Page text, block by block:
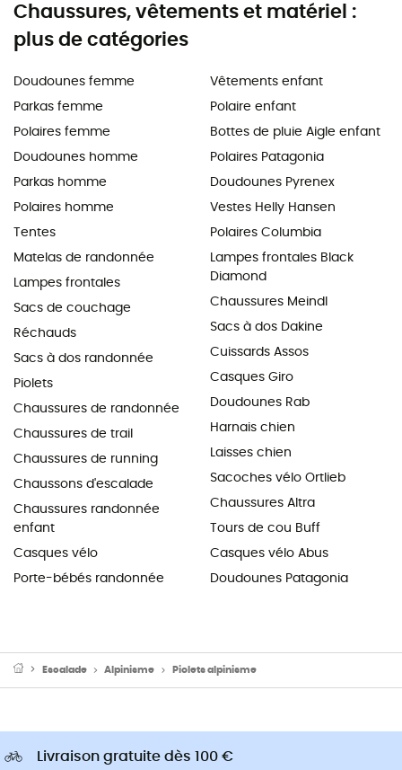
Chaussures, vêtements et matériel :
plus de catégories
Doudounes femme
Parkas femme
Polaires femme
Doudounes homme
Parkas homme
Polaires homme
Tentes
Matelas de randonnée
Lampes frontales
Sacs de couchage
Réchauds
Sacs à dos randonnée
Piolets
Chaussures de randonnée
Chaussures de trail
Chaussures de running
Chaussons d'escalade
Chaussures randonnée
enfant
Casques vélo
Porte-bébés randonnée
Vêtements enfant
Polaire enfant
Bottes de pluie Aigle enfant
Polaires Patagonia
Doudounes Pyrenex
Vestes Helly Hansen
Polaires Columbia
Lampes frontales Black
Diamond
Chaussures Meindl
Sacs à dos Dakine
Cuissards Assos
Casques Giro
Doudounes Rab
Harnais chien
Laisses chien
Sacoches vélo Ortlieb
Chaussures Altra
Tours de cou Buff
Casques vélo Abus
Doudounes Patagonia
Escalade Alpinisme Piolets alpinisme
Livraison gratuite dès 100 €